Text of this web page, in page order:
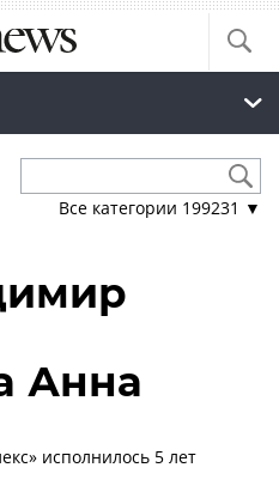
Все категории 199231 ▼
Анна
исполнилось 5 лет